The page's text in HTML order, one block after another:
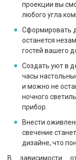
проекции вы
любого угла
Сформировать
останется
гостей вашего
Создать уют в
часы
и можно не
ночного
прибор.
Внести
свечение
дизайне, что
В зависимости